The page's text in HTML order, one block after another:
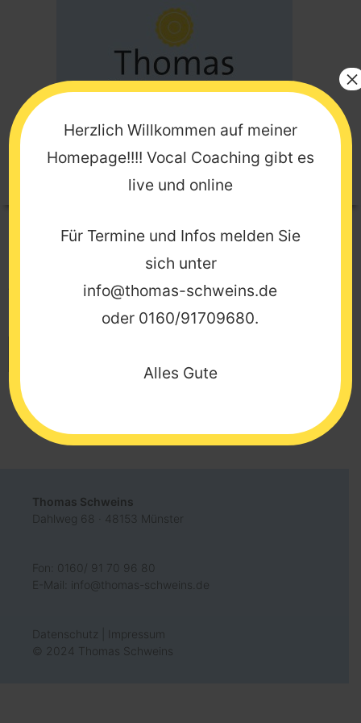
Menü
ES KONNTE NICHTS GEFUNDEN WERDEN.
Es sieht so aus, als ob wir nicht das finden konnten,
wonach du gesucht hast. Möglicherweise hilft die
Thomas Schweins
Dahlweg 68 · 48153 Münster
Fon: 0160/ 91 70 96 80
E-Mail: info@thomas-schweins.de
Datenschutz
Impressum
© 2024 Thomas Schweins
Herzlich Willkommen auf meiner
Homepage!!!! Vocal Coaching gibt es
live und online
Für Termine und Infos melden Sie
sich unter
info@thomas-schweins.de
oder 0160/91709680.
Alles Gute
×